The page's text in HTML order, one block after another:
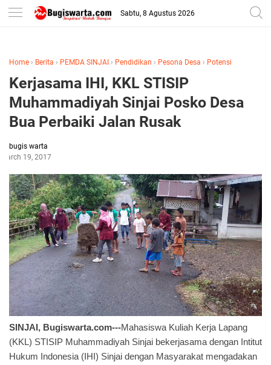
-->
Sabtu, 8 Agustus 2026
Home › Berita › PEMDA SINJAI › Pendidikan › Pesona Desa › Potensi
Kerjasama IHI, KKL STISIP
Muhammadiyah Sinjai Posko Desa
Bua Perbaiki Jalan Rusak
bugis warta
March 19, 2017
SINJAI, Bugiswarta.com---Mahasiswa Kuliah Kerja Lapang
(KKL) STISIP Muhammadiyah Sinjai bekerjasama dengan Intitut
Hukum Indonesia (IHI) Sinjai dengan Masyarakat mengadakan